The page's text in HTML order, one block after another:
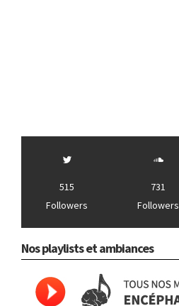
515
Followers
731
Followers
Nos playlists et ambiances